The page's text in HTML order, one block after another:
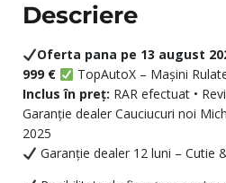
Descriere
Oferta pana pe 13 august
999 €
TopAutoX – Mașini
Inclus în preț: RAR efectuat •
Garanție dealer Cauciucuri noi
2025
Garanție dealer 12 luni – Cutie